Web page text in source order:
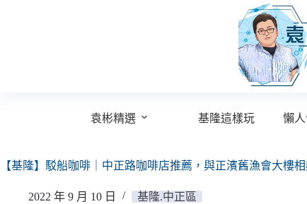
袁彬精選 基隆這樣玩 懶
【基隆】駁船咖啡｜中正路咖啡店推薦，與正濱舊漁會大樓
2022 年 9 月 10 日 基隆.中正區